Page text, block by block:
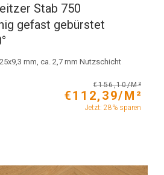
Stab 750
gefast gebürstet
mm, ca. 2,7 mm Nutzschicht
€156,10/M²
€112,39/M²
Jetzt: 28% sparen